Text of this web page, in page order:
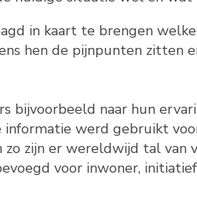
in kaart te brengen
hen de pijnpunten zitten
bijvoorbeeld naar hun
informatie werd gebruikt
zo zijn er wereldwijd tal van
voor inwoner,